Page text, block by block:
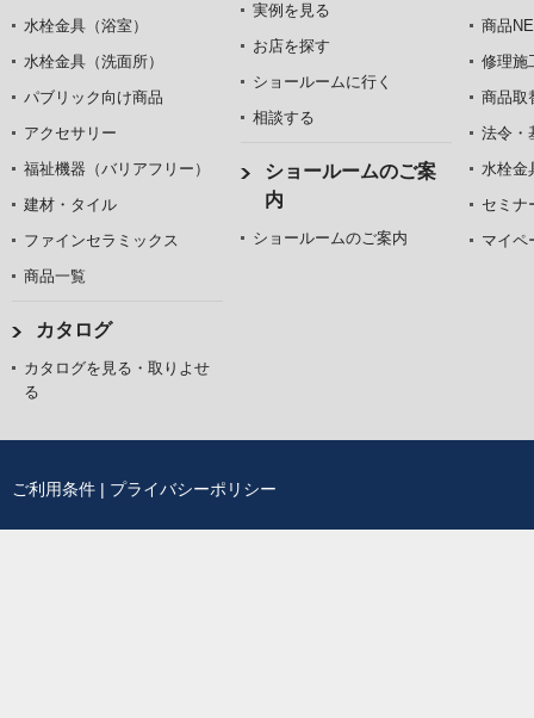
水栓金具（浴室）
水栓金具（洗面所）
パブリック向け商品
アクセサリー
福祉機器（バリアフリー）
建材・タイル
ファインセラミックス
商品一覧
カタログ
カタログを見る・取りよせ
る
実例を見る
お店を探す
ショールームに行く
相談する
ショールームのご案
内
ショールームのご案内
商品
修理施
商品取
法令・
水栓金
セミナ
マイペ
ご利用条件 | プライバシーポリシー